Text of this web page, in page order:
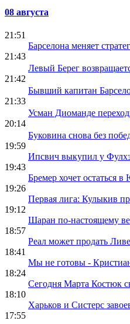
08 августа
21:51
Барселона меняет
21:43
Левый Берег
21:42
Бывший капитан
21:33
Усман Диоманде
20:14
Буковина снова без
19:59
Ипсвич выкупил у
19:43
Бремер хочет остаться
19:26
Первая лига: Кулыкив
19:12
Шаран по-настоящему
18:57
Реал может продать
18:41
Мы не готовы -
18:24
Сегодня Марта Костюк
18:10
Харьков и Систерс
17:55